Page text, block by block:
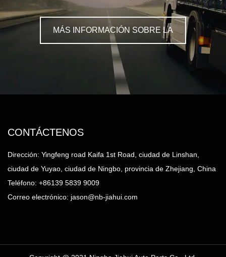
MÁS INFORMACIÓN SOBRE LA
PERSONALIZACIÓN
CONTÁCTENOS
Dirección: Yingfeng road Kaifa 1st Road, ciudad de Linshan,
ciudad de Yuyao, ciudad de Ningbo, provincia de Zhejiang, China
Teléfono: +86139 5839 9009
Correo electrónico: jason@nb-jiahui.com